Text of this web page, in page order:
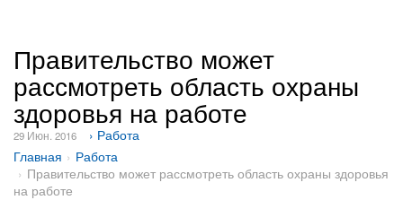
Правительство может
рассмотреть область охраны
здоровья на работе
29 Июн. 2016
› Работа
Главная
Работа
Правительство может рассмотреть область охраны здоровья
на работе